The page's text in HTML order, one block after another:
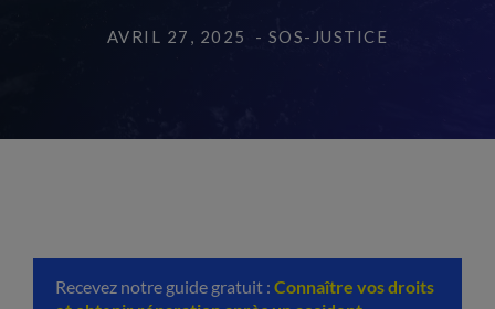
AVRIL 27, 2025 - SOS-JUSTICE